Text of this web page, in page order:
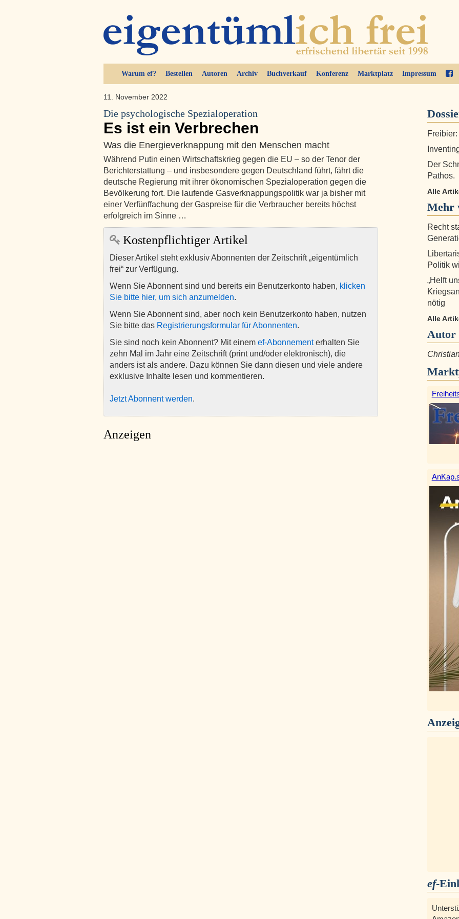
Warum ef? Bestellen Autoren Archiv Buchverkauf Konferenz Marktplatz Impressum
11. November 2022
Die psychologische Spezialoperation
Es ist ein Verbrechen
Was die Energieverknappung mit den Menschen macht
Während Putin einen Wirtschaftskrieg gegen die EU – so der Tenor der
Berichterstattung – und insbesondere gegen Deutschland führt, fährt die
deutsche Regierung mit ihrer ökonomischen Spezialoperation gegen die
Bevölkerung fort. Die laufende Gasverknappungspolitik war ja bisher mit
einer Verfünffachung der Gaspreise für die Verbraucher bereits höchst
erfolgreich im Sinne …
Kostenpflichtiger Artikel
Dieser Artikel steht exklusiv Abonnenten der Zeitschrift „eigentümlich
frei“ zur Verfügung.
Wenn Sie Abonnent sind und bereits ein Benutzerkonto haben, klicken
Sie bitte hier, um sich anzumelden.
Wenn Sie Abonnent sind, aber noch kein Benutzerkonto haben, nutzen
Sie bitte das Registrierungsformular für Abonnenten.
Sie sind noch kein Abonnent? Mit einem ef-Abonnementerhalten Sie
zehn Mal im Jahr eine Zeitschrift (print und/oder elektronisch), die
anders ist als andere. Dazu können Sie dann diesen und viele andere
exklusive Inhalte lesen und kommentieren.
Jetzt Abonnent werden.
Anzeigen
Der
Pathos.
Alle
Mehr
Recht
Politik
„Helft
nötig
Alle
Autor
ef-